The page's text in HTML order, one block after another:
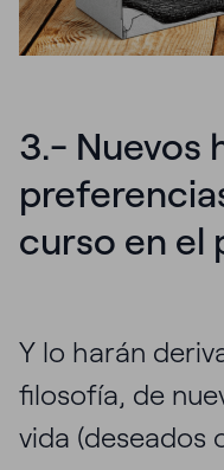
3.- Nuevos
curso en el
Y lo harán
filosofía, de
vida (deseados